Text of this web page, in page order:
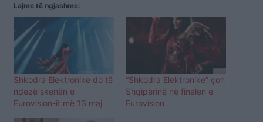
Lajme të ngjashme:
Shkodra Elektronike do të
ndezë skenën e
Eurovision-it më 13 maj
“Shkodra Elektronike” çon
Shqipërinë në finalen e
Eurovision